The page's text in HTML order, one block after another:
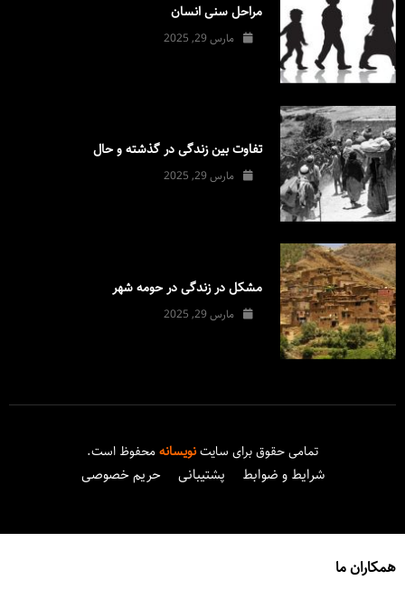
مراحل سنی انسان
مارس 29, 2025
تفاوت بین زندگی در گذشته و حال
مارس 29, 2025
مشکل در زندگی در حومه شهر
مارس 29, 2025
تمامی حقوق برای سایتنویسانهمحفوظ است.
شرایط و ضوابط پشتیبانی حریم خصوصی
همکاران ما